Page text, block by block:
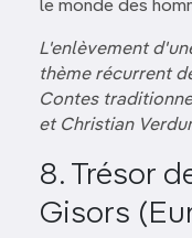
le monde des
L'enlèvement
thème récurrent
Contes
et Christian
8. Trésor
Gisors